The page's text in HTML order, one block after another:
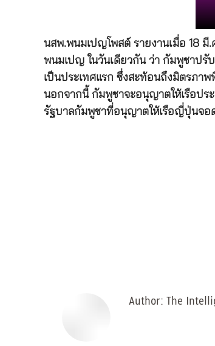
นสพ.พนมเปญโพสต์ รายงานเมื่อ 18
พนมเปญ ในวันเดียวกัน ว่า กัมพูชาปรั
เป็นประเทศแรก ซึ่งสะท้อนถึงมิตรภา
นอกจากนี้ กัมพูชาจะอนุญาตให้เรือปร
รัฐบาลกัมพูชาที่อนุญาตให้เรือญี่ปุ่นจอด
Author: The